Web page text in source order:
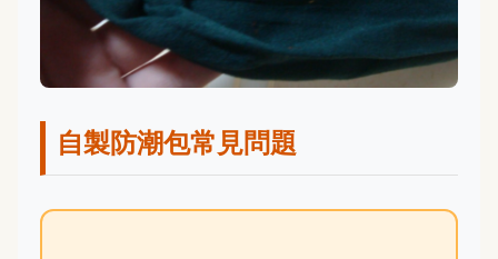
自製防潮包常見問題